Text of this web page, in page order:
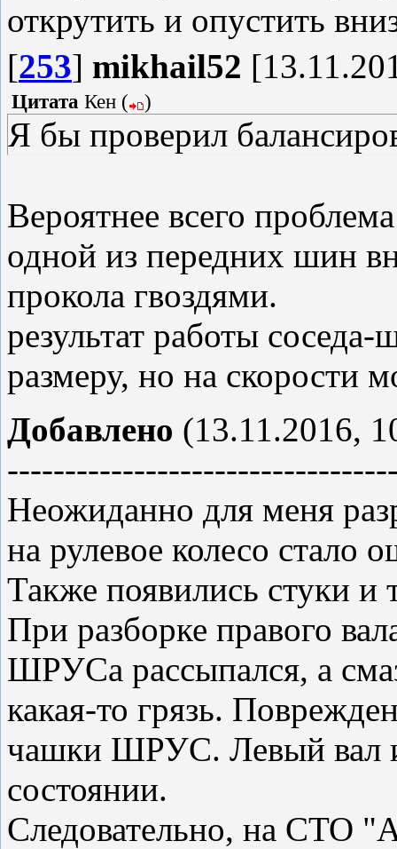
открутить и опустить
[253] mikhail52
Цитата Кен ( )
Я бы проверил
Вероятнее всего
одной из передних шин
прокола гвоздями.
результат работы
размеру, но на скорости
Добавлено (13.11.2016,
Неожиданно для меня
на рулевое колесо стало
Также появились стуки
При разборке правого
ШРУСа рассыпался, а
какая-то грязь.
чашки ШРУС. Левый вал
состоянии.
Следовательно, на СТО